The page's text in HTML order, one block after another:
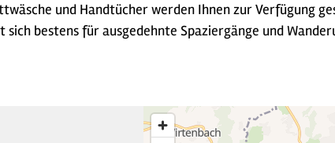
und Handtücher werden Ihnen zur Verfügung
sich bestens für ausgedehnte Spaziergänge und